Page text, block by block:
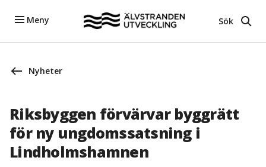
Meny Sök
Nyheter
Riksbyggen förvärvar byggrätt
för ny ungdomssatsning i
Lindholmshamnen